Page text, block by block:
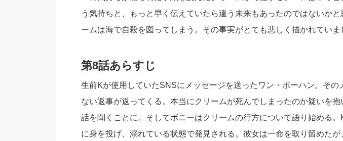
う気持ちと、もっと早く伝えていたら違う未来もあったのではないかと
ームは海で自殺を図ってしまう。その事実がとても悲しく描かれていま
第8話あらすじ
生前Kが使用していたSNSにメッセージを送ったワン・ポーハン。その
ない返事が返ってくる。本当にクリームが死んでしまったのか疑いを
話を聞くことに。そしてボニーはクリームの行方について語り始める
に身を投げ、溺れている状態で発見される。彼女は一命を取り留めた